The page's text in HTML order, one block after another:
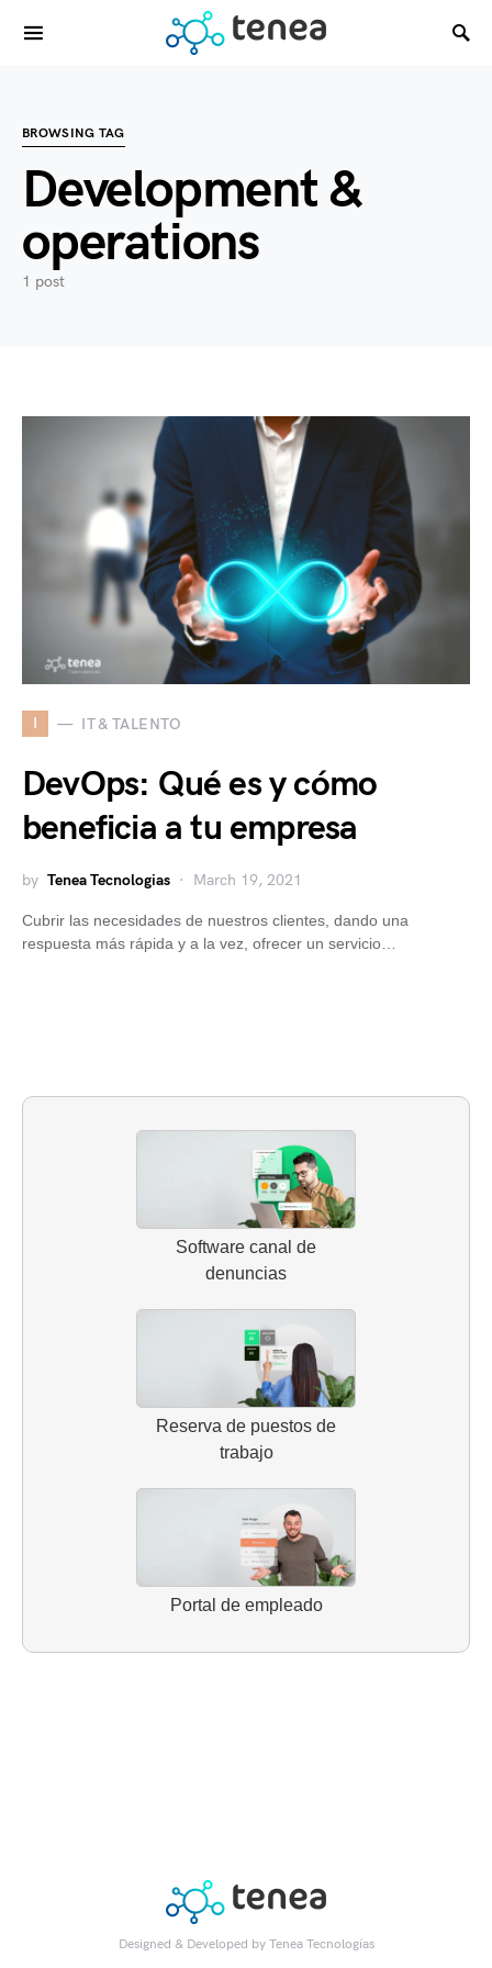
BROWSING TAG
Development &
operations
1 post
I IT & TALENTO
DevOps: Qué es y cómo
beneficia a tu empresa
by Tenea Tecnologias March 19, 2021
Cubrir las necesidades de nuestros clientes, dando una
respuesta más rápida y a la vez, ofrecer un servicio…
Software canal de
denuncias
Reserva de puestos de
trabajo
Portal de empleado
Designed & Developed by Tenea Tecnologías